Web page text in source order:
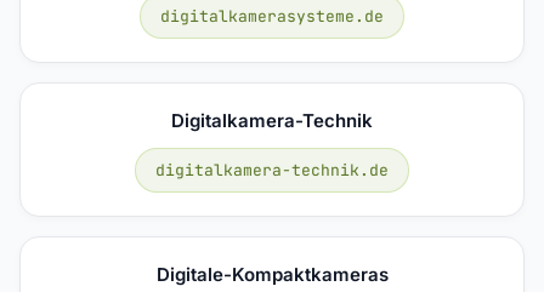
digitalkamerasysteme.de
Digitalkamera-Technik
digitalkamera-technik.de
Digitale-Kompaktkameras